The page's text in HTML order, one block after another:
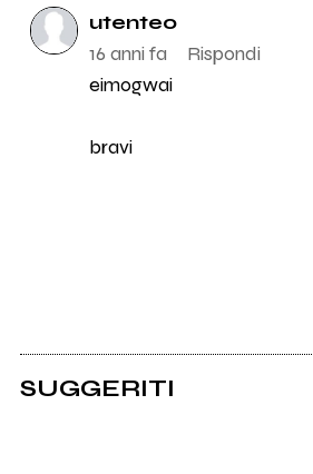
utente0
16 anni fa
Rispondi
eimogwai
bravi
SUGGERITI